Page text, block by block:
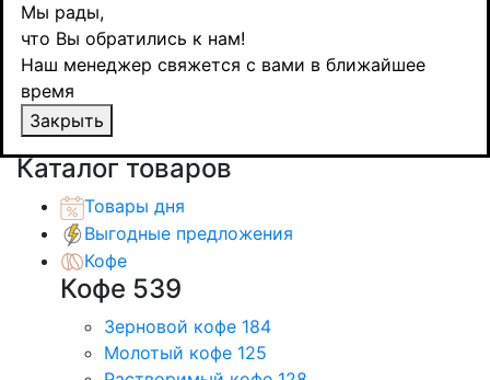
Мы рады,
что Вы обратились к нам!
Наш менеджер свяжется с вами в ближайшее
время
Закрыть
Чай
Травяной чай
Домашний погребок Иван-чай
крупнолистовой, 50 гр.
Назадтоваров
Каталог товаров
Товары дня
Выгодные предложения
Кофе
Кофе 539
Зерновой кофе 184
Молотый кофе 125